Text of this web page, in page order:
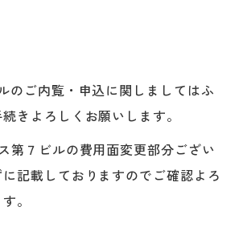
のご内覧・申込に関しましてはふ
きよろしくお願いします。
第７ビルの費用面変更部分ござい
記載しておりますのでご確認よろ
。